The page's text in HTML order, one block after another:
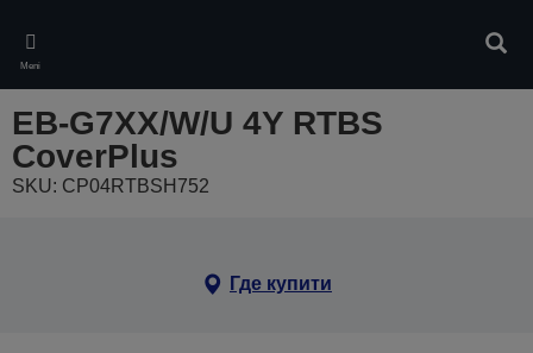
main
content
Meni
EB-G7XX/W/U 4Y RTBS
CoverPlus
SKU: CP04RTBSH752
Где купити